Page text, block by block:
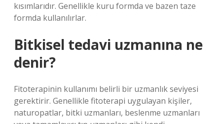
kısımlarıdır. Genellikle kuru formda ve bazen taze
formda kullanılırlar.
Bitkisel tedavi uzmanına ne
denir?
Fitoterapinin kullanımı belirli bir uzmanlık seviyesi
gerektirir. Genellikle fitoterapi uygulayan kişiler,
naturopatlar, bitki uzmanları, beslenme uzmanları